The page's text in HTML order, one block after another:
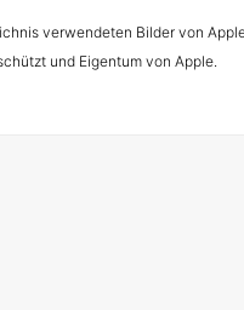
verwendeten Bilder von
und Eigentum von Apple.